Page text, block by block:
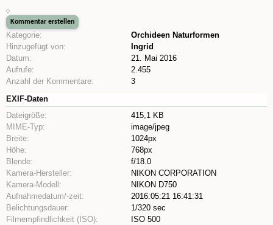
Kategorie:
Orchideen Naturformen
Hinzugefügt von:
Ingrid
Datum:
21. Mai 2016
Aufrufe:
2.455
Anzahl der Kommentare:
3
EXIF-Daten
Dateigröße:
415,1 KB
MIME-Typ:
image/jpeg
Breite:
1024px
Höhe:
768px
Blende:
f/18.0
Kamera-Hersteller:
NIKON CORPORATION
Kamera-Modell:
NIKON D750
Aufnahmedatum/-zeit:
2016:05:21 16:41:31
Belichtungsdauer:
1/320 sec
Filmempfindlichkeit (ISO):
ISO 500